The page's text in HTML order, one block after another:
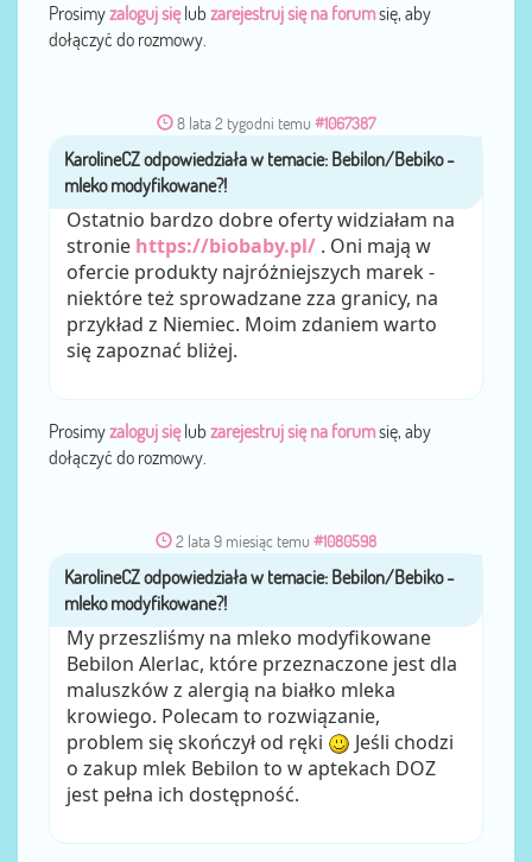
Prosimyzaloguj sięlub zarejestruj się na forumsię, aby
dołączyć do rozmowy.
8 lata 2 tygodni temu #1067387
przezKarolineCZ
Ostatnio bardzo dobre oferty widziałam na
stronie https://biobaby.pl/ . Oni mają w
ofercie produkty najróżniejszych marek -
niektóre też sprowadzane zza granicy, na
przykład z Niemiec. Moim zdaniem warto
się zapoznać bliżej.
Prosimyzaloguj sięlub zarejestruj się na forumsię, aby
dołączyć do rozmowy.
2 lata 9 miesiąc temu #1080598
przezKarolineCZ
My przeszliśmy na mleko modyfikowane
Bebilon Alerlac, które przeznaczone jest dla
maluszków z alergią na białko mleka
krowiego. Polecam to rozwiązanie,
problem się skończył od ręki
Jeśli chodzi
o zakup mlek Bebilon to w aptekach DOZ
jest pełna ich dostępność.